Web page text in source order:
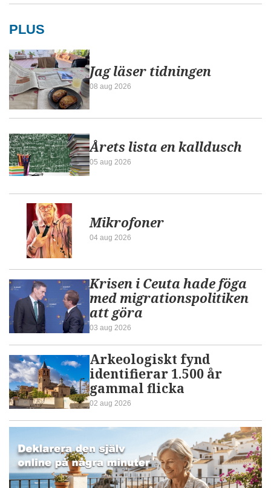
PLUS
Jag läser tidningen
08 aug 2026
Årets lista en kalldusch
05 aug 2026
Mikrofoner
04 aug 2026
Krisen i Ceuta hade föga
med migrationspolitiken
att göra
03 aug 2026
Arkeologiskt fynd
identifierar 1.500 år
gammal flicka
02 aug 2026